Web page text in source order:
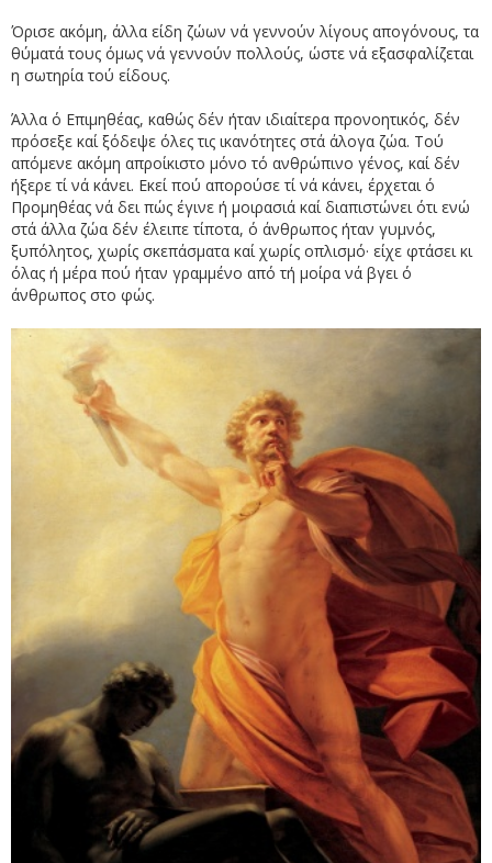
Όρισε ακόμη, άλλα είδη ζώων νά γεννούν λίγους απογόνους, τα
θύματά τους όμως νά γεννούν πολλούς, ώστε νά εξασφαλίζεται
η σωτηρία τού είδους.
Άλλα ό Επιμηθέας, καθώς δέν ήταν ιδιαίτερα προνοητικός, δέν
πρόσεξε καί ξόδεψε όλες τις ικανότητες στά άλογα ζώα. Τού
απόμενε ακόμη απροίκιστο μόνο τό ανθρώπινο γένος, καί δέν
ήξερε τί νά κάνει. Εκεί πού απορούσε τί νά κάνει, έρχεται ό
Προμηθέας νά δει πώς έγινε ή μοιρασιά καί διαπιστώνει ότι ενώ
στά άλλα ζώα δέν έλειπε τίποτα, ό άνθρωπος ήταν γυμνός,
ξυπόλητος, χωρίς σκεπάσματα καί χωρίς οπλισμό· είχε φτάσει κι
όλας ή μέρα πού ήταν γραμμένο από τή μοίρα νά βγει ό
άνθρωπος στο φώς.